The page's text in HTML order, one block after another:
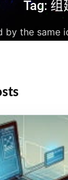
Tag: 组
by the same